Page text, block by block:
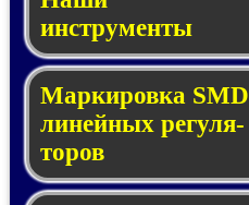
инструменты
Маркировка SMD
ли­ней­ных ре­гу­ля­
то­ров